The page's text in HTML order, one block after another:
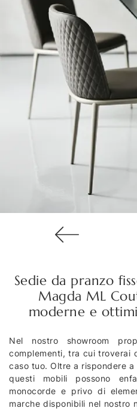
Sedie da pranzo
Magda ML
moderne e
Nel nostro showroom
complementi, tra cui troverai
caso tuo. Oltre a rispondere
questi mobili possono
monocorde e privo di
marche disponibili nel nostro